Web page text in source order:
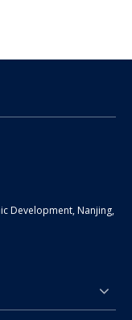
Development, Nanjing,